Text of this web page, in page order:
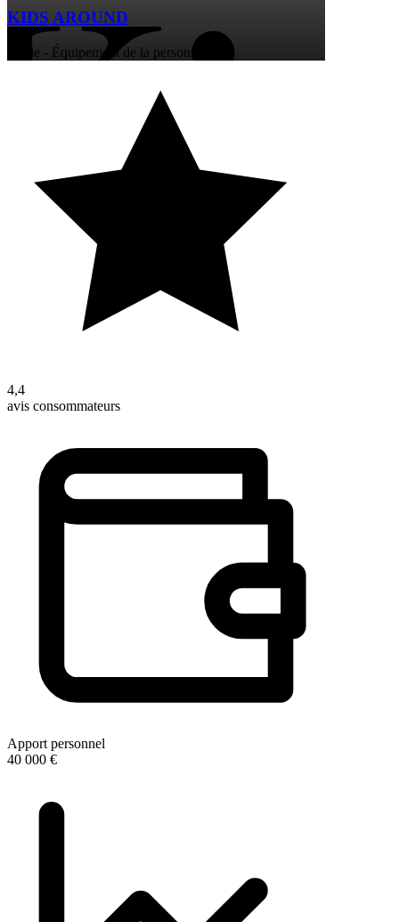
KIDS AROUND
Mode - Équipement de la personne
4,4
avis consommateurs
Apport personnel
40 000 €